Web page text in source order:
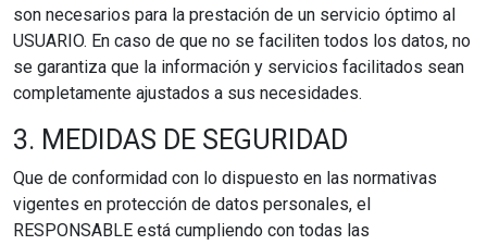
son necesarios para la prestación de un servicio óptimo al
USUARIO. En caso de que no se faciliten todos los datos, no
se garantiza que la información y servicios facilitados sean
completamente ajustados a sus necesidades.
3. MEDIDAS DE SEGURIDAD
Que de conformidad con lo dispuesto en las normativas
vigentes en protección de datos personales, el
RESPONSABLE está cumpliendo con todas las